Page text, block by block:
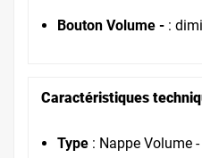
Bouton Volume - :
Caractéristiques
Type : Nappe Volume